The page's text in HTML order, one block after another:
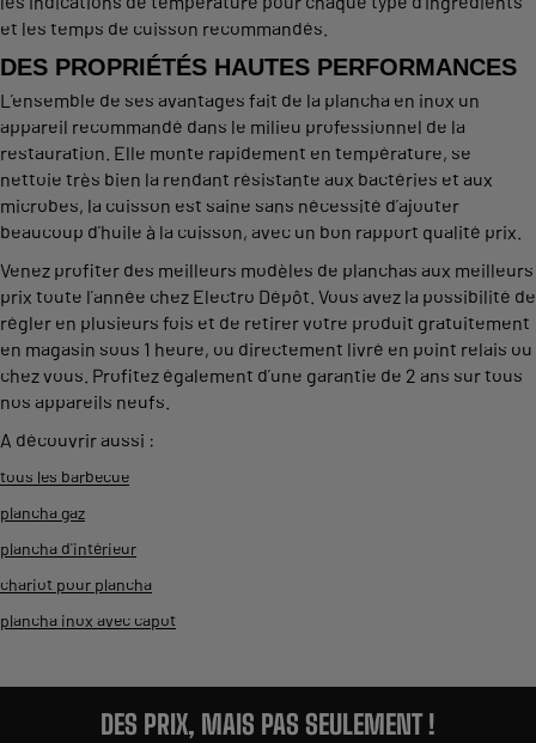
et les temps de cuisson recommandés.
DES PROPRIÉTÉS HAUTES PERFORMANCES
L’ensemble de ses avantages fait de la plancha en inox un
appareil recommandé dans le milieu professionnel de la
restauration. Elle monte rapidement en température, se
nettoie très bien la rendant résistante aux bactéries et aux
microbes, la cuisson est saine sans nécessité d’ajouter
beaucoup d’huile à la cuisson, avec un bon rapport qualité prix.
Venez profiter des meilleurs modèles de planchas aux meilleurs
prix toute l’année chez Electro Dépôt. Vous avez la possibilité de
régler en plusieurs fois et de retirer votre produit gratuitement
en magasin sous 1 heure, ou directement livré en point relais ou
chez vous. Profitez également d’une garantie de 2 ans sur tous
nos appareils neufs.
A découvrir aussi :
tous les barbecue
plancha gaz
plancha d'intérieur
chariot pour plancha
plancha inox avec capot
DES PRIX, MAIS PAS SEULEMENT !